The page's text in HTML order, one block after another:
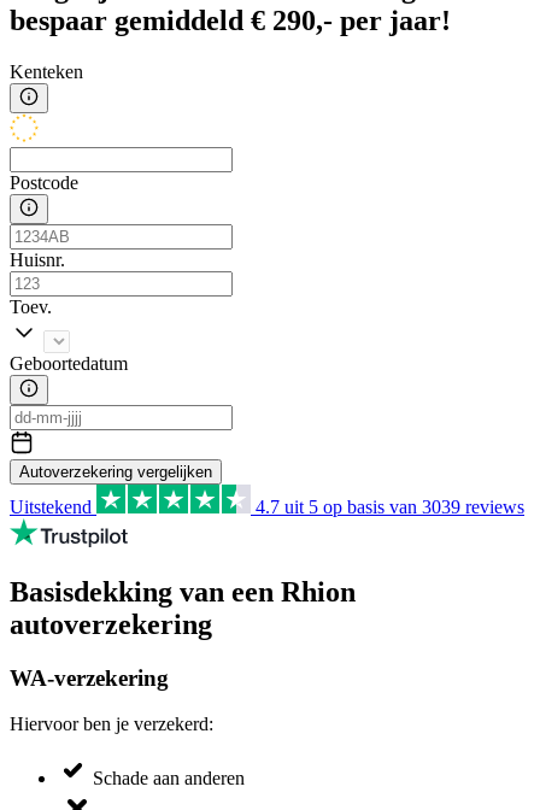
bespaar gemiddeld € 290,- per jaar!
Kenteken
Postcode
Huisnr.
Toev.
Geboortedatum
Autoverzekering vergelijken
Uitstekend 4.7 uit 5 op basis van 3039 reviews
Basisdekking van een Rhion
autoverzekering
WA-verzekering
Hiervoor ben je verzekerd:
Schade aan anderen